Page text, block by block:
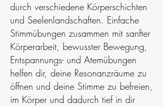
durch verschiedene Körperschichten
und Seelenlandschaften. Einfache
Stimmübungen zusammen mit sanfter
Körperarbeit, bewusster Bewegung,
Entspannungs- und Atemübungen
helfen dir, deine Resonanzräume zu
öffnen und deine Stimme zu befreien,
im Körper und dadurch tief in dir